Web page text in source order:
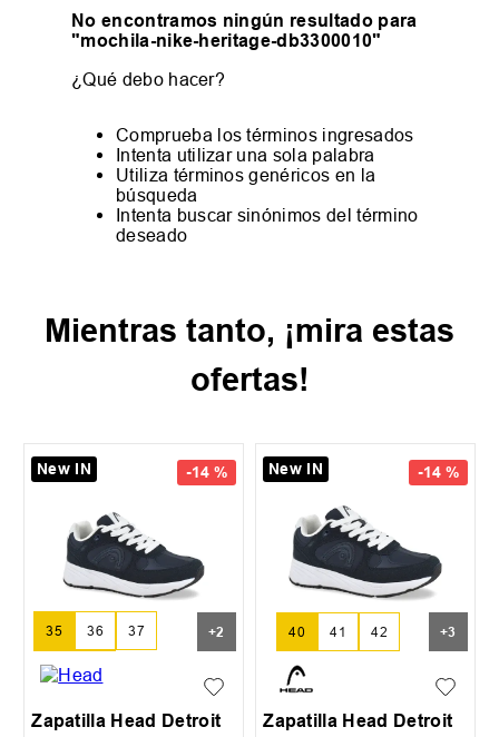
No encontramos ningún resultado para
"mochila-nike-heritage-db3300010"
¿Qué debo hacer?
Comprueba los términos ingresados
Intenta utilizar una sola palabra
Utiliza términos genéricos en la
búsqueda
Intenta buscar sinónimos del término
deseado
Mientras tanto, ¡mira estas
ofertas!
-14 %
New IN
35 36 37
38 39
+2
Zapatilla Head Detroit
-14 %
New IN
40 41 42 +3
Zapatilla Head Detroit
zapatillas adidas